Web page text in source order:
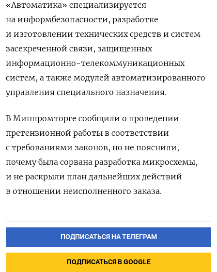
«Автоматика» специализируется
на информбезопасности, разработке
и изготовлении технических средств и систем
засекреченной связи, защищенных
информационно-телекоммуникационных
систем, а также модулей автоматизированного
управления специального назначения.
В Минпромторге сообщили о проведении
претензионной работы в соответствии
с требованиями законов, но не пояснили,
почему была сорвана разработка микросхемы,
и не раскрыли план дальнейших действий
в отношении неисполненного заказа.
ПОДПИСАТЬСЯ НА ТЕЛЕГРАМ
ПОДПИСАТЬСЯ В GOOGLE